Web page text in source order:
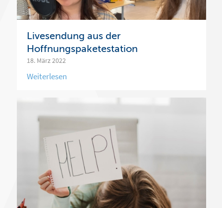
Livesendung aus der
Hoffnungspaketestation
18. März 2022